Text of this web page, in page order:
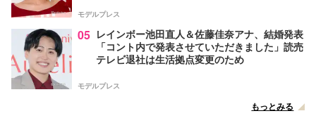
モデルプレス
05 レインボー池田直人＆佐藤佳奈アナ、結婚発表
「コント内で発表させていただきました」読売
テレビ退社は生活拠点変更のため
モデルプレス
もっとみる